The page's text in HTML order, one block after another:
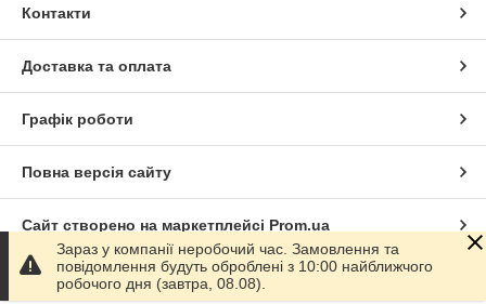
Контакти
Доставка та оплата
Графік роботи
Повна версія сайту
Сайт створено на маркетплейсі Prom.ua
Політика конфіденційності
Зараз у компанії неробочий час. Замовлення та
повідомлення будуть оброблені з 10:00 найближчого
робочого дня (завтра, 08.08).